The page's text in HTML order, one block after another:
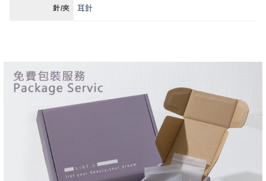
針/夾 耳針